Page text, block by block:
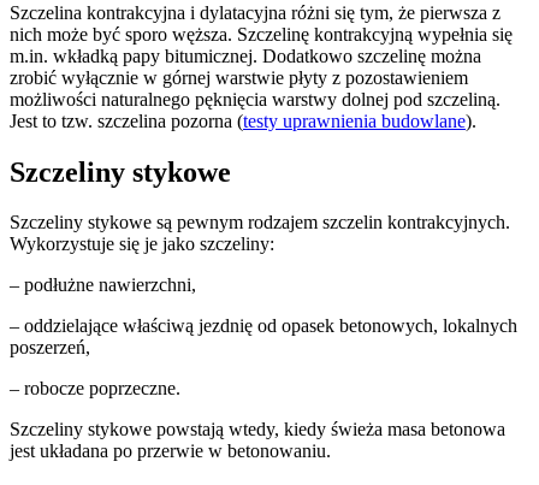
Szczelina kontrakcyjna i dylatacyjna różni się tym, że pierwsza z
nich może być sporo węższa. Szczelinę kontrakcyjną wypełnia się
m.in. wkładką papy bitumicznej. Dodatkowo szczelinę można
zrobić wyłącznie w górnej warstwie płyty z pozostawieniem
możliwości naturalnego pęknięcia warstwy dolnej pod szczeliną.
Jest to tzw. szczelina pozorna (testy uprawnienia budowlane).
Szczeliny stykowe
Szczeliny stykowe są pewnym rodzajem szczelin kontrakcyjnych.
Wykorzystuje się je jako szczeliny:
– podłużne nawierzchni,
– oddzielające właściwą jezdnię od opasek betonowych, lokalnych
poszerzeń,
– robocze poprzeczne.
Szczeliny stykowe powstają wtedy, kiedy świeża masa betonowa
jest układana po przerwie w betonowaniu.